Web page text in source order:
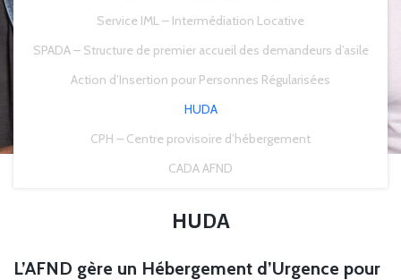
Service IML – Intermédiation Locative
SPADA – Structure de premier accueil des demandeurs d’asile
Action d’Insertion pour Personnes Régularisées
HUDA
CPH – Centre provisoire d’hébergement
CADA AFND
HUDA
L’AFND gère un Hébergement d’Urgence pour